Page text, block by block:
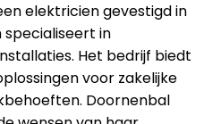
elektricien gevestigd in
specialiseert in
Het bedrijf biedt
voor zakelijke
Doornenbal